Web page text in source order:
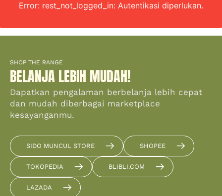
Error: rest_not_logged_in: Autentikasi diperlukan.
SHOP THE RANGE
BELANJA LEBIH MUDAH!
Dapatkan pengalaman berbelanja lebih cepat
dan mudah diberbagai marketplace
kesayanganmu.
SIDO MUNCUL STORE SHOPEE
TOKOPEDIA BLIBLI.COM
LAZADA